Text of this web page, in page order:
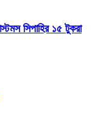
সিপাহির ১৫ টুকরা